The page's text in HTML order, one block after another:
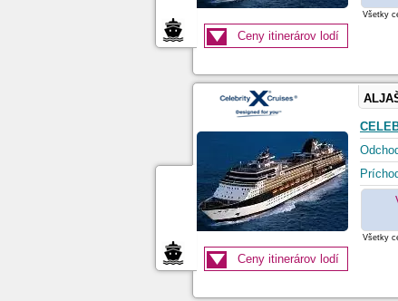
Ceny itinerárov lodí
Všetky
Ceny itinerárov lodí
Všetky